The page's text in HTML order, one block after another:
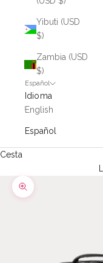
Yibuti (USD
$)
Zambia (USD
$)
Español
Idioma
English
Español
Cesta
Zoom